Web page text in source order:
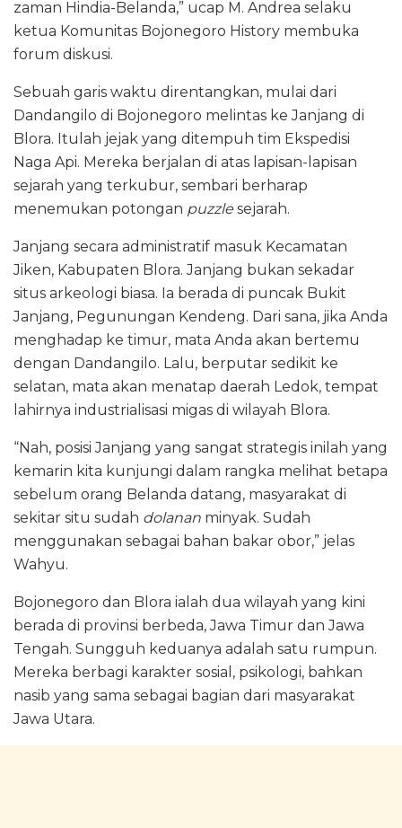
zaman Hindia-Belanda,” ucap M. Andrea selaku
ketua Komunitas Bojonegoro History membuka
forum diskusi.
Sebuah garis waktu direntangkan, mulai dari
Dandangilo di Bojonegoro melintas ke Janjang di
Blora. Itulah jejak yang ditempuh tim Ekspedisi
Naga Api. Mereka berjalan di atas lapisan-lapisan
sejarah yang terkubur, sembari berharap
menemukan potongan puzzle sejarah.
Janjang secara administratif masuk Kecamatan
Jiken, Kabupaten Blora. Janjang bukan sekadar
situs arkeologi biasa. Ia berada di puncak Bukit
Janjang, Pegunungan Kendeng. Dari sana, jika Anda
menghadap ke timur, mata Anda akan bertemu
dengan Dandangilo. Lalu, berputar sedikit ke
selatan, mata akan menatap daerah Ledok, tempat
lahirnya industrialisasi migas di wilayah Blora.
“Nah, posisi Janjang yang sangat strategis inilah yang
kemarin kita kunjungi dalam rangka melihat betapa
sebelum orang Belanda datang, masyarakat di
sekitar situ sudah dolanan minyak. Sudah
menggunakan sebagai bahan bakar obor,” jelas
Wahyu.
Bojonegoro dan Blora ialah dua wilayah yang kini
berada di provinsi berbeda, Jawa Timur dan Jawa
Tengah. Sungguh keduanya adalah satu rumpun.
Mereka berbagi karakter sosial, psikologi, bahkan
nasib yang sama sebagai bagian dari masyarakat
Jawa Utara.